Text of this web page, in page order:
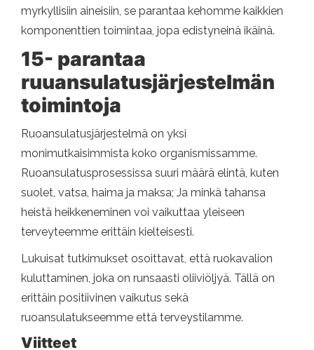
myrkyllisiin aineisiin, se parantaa kehomme kaikkien
komponenttien toimintaa, jopa edistyneinä ikäinä.
15- parantaa
ruuansulatusjärjestelmän
toimintoja
Ruoansulatusjärjestelmä on yksi
monimutkaisimmista koko organismissamme.
Ruoansulatusprosessissa suuri määrä elintä, kuten
suolet, vatsa, haima ja maksa; Ja minkä tahansa
heistä heikkeneminen voi vaikuttaa yleiseen
terveyteemme erittäin kielteisesti.
Lukuisat tutkimukset osoittavat, että ruokavalion
kuluttaminen, joka on runsaasti oliiviöljyä. Tällä on
erittäin positiivinen vaikutus sekä
ruoansulatukseemme että terveystilamme.
Viitteet